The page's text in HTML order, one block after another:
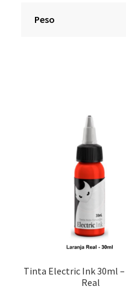
Peso
Tinta Electric Ink 30ml –
Real